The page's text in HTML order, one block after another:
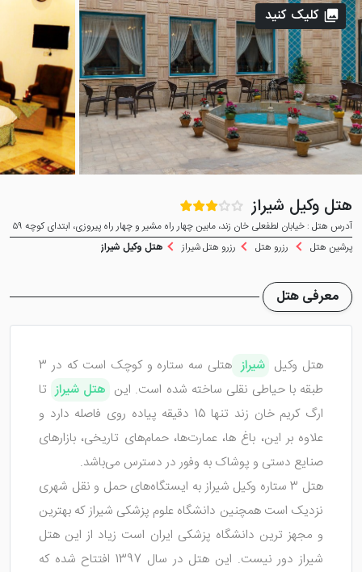
هتل وکیل شیراز
آدرس هتل : خیابان لطفعلی خان زند، مابین چهار راه مشیر و چهار راه پیروزی، ابتدای کوچه ۵۹
پرشین هتل
رزرو هتل رزرو هتل شیراز هتل وکیل شیراز
کلیک کنید
معرفی هتل
هتل وکیل شیراز
هتلی سه ستاره و کوچک است که در 3
طبقه با حیاطی نقلی ساخته شده است. این هتل شیراز تا
ارگ کریم خان زند تنها 15 دقیقه پیاده روی فاصله دارد و
علاوه بر این، باغ ها، عمارت‌ها، حمام‌های تاریخی، بازارهای
صنایع دستی و پوشاک به وفور در دسترس می‌باشد.
هتل 3 ستاره وکیل شیراز به ایستگاه‌های حمل و نقل شهری
نزدیک است همچنین دانشگاه علوم پزشکی شیراز که بهترین
و مجهز ترین دانشگاه پزشکی ایران است زیاد از این هتل
شیراز دور نیست. این هتل در سال 1397 افتتاح شده که